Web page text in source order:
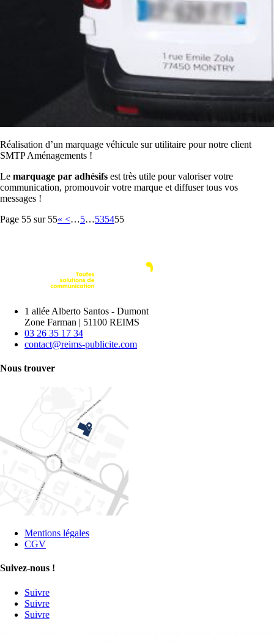
Réalisation d’un marquage véhicule sur utilitaire pour notre client
SMTP Aménagements !
Le marquage par adhésifs est très utile pour valoriser votre
communication, promouvoir votre marque et diffuser tous vos
messages !
Page 55 sur 55« <…5…535455
1 allée Alberto Santos - Dumont
Zone Farman | 51100 REIMS
03 26 35 17 34
contact@reims-publicite.com
Nous trouver
Mentions légales
CGV
Suivez-nous !
Suivre
Suivre
Suivre